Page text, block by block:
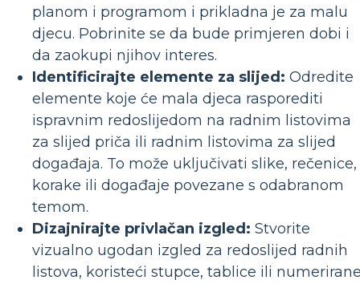
planom i programom i prikladna je za malu
djecu. Pobrinite se da bude primjeren dobi i
da zaokupi njihov interes.
Identificirajte elemente za slijed: Odredite
elemente koje će mala djeca rasporediti
ispravnim redoslijedom na radnim listovima
za slijed priča ili radnim listovima za slijed
događaja. To može uključivati ​​slike, rečenice,
korake ili događaje povezane s odabranom
temom.
Dizajnirajte privlačan izgled: Stvorite
vizualno ugodan izgled za redoslijed radnih
listova, koristeći stupce, tablice ili